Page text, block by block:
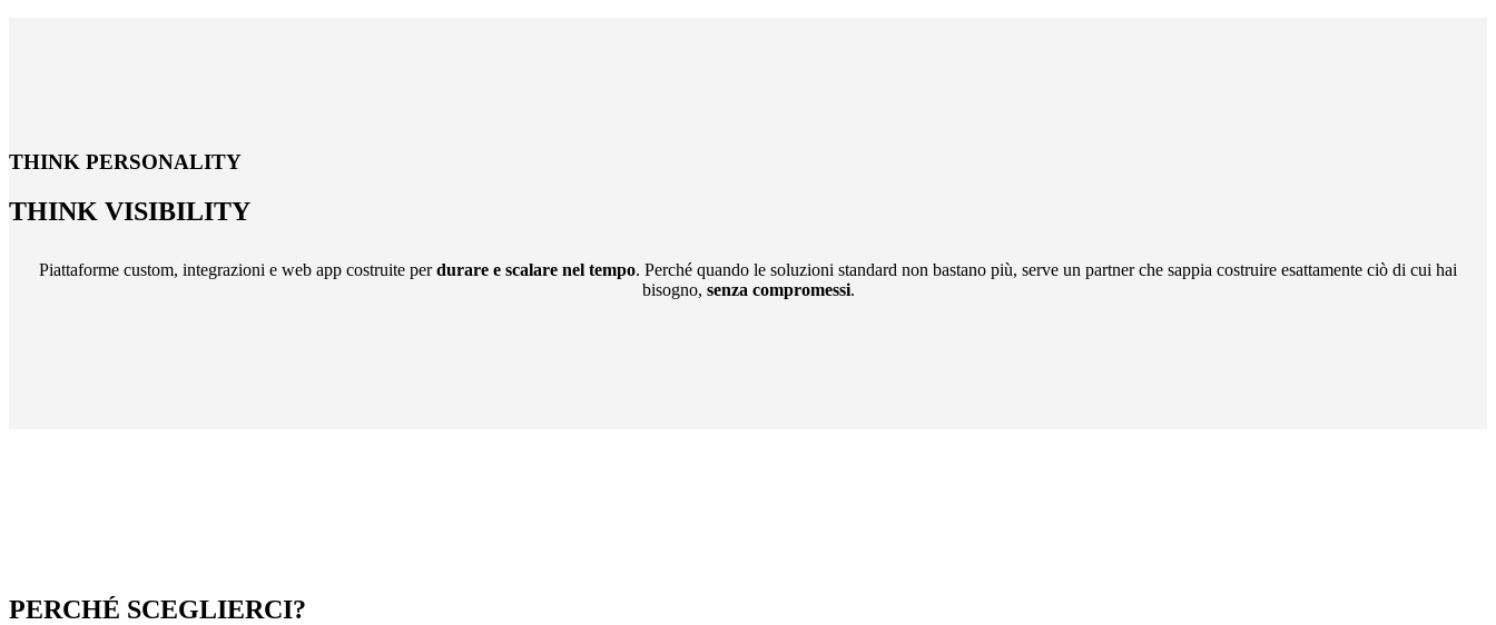
THINK PERSONALITY
THINK VISIBILITY
Piattaforme custom, integrazioni e web app costruite perdurare e scalare nel tempo. Perché quando le soluzioni standard non bastano più, serve un partner che sappia costruire esattamente ciò di cui hai
bisogno, senza compromessi.
PERCHÉ SCEGLIERCI?